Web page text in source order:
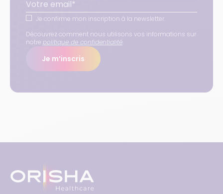
Je confirme mon inscription à la newsletter.
Découvrez comment nous utilisons vos informations sur
notre politique de confidentialité
Je m’inscris